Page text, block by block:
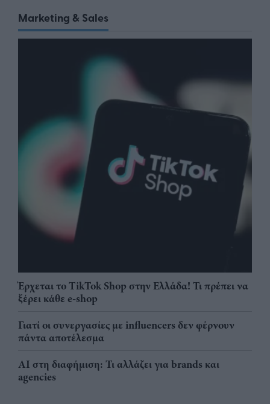
Marketing & Sales
Έρχεται το TikTok Shop στην Ελλάδα! Τι πρέπει να
ξέρει κάθε e-shop
Γιατί οι συνεργασίες με influencers δεν φέρνουν
πάντα αποτέλεσμα
AI στη διαφήμιση: Τι αλλάζει για brands και
agencies